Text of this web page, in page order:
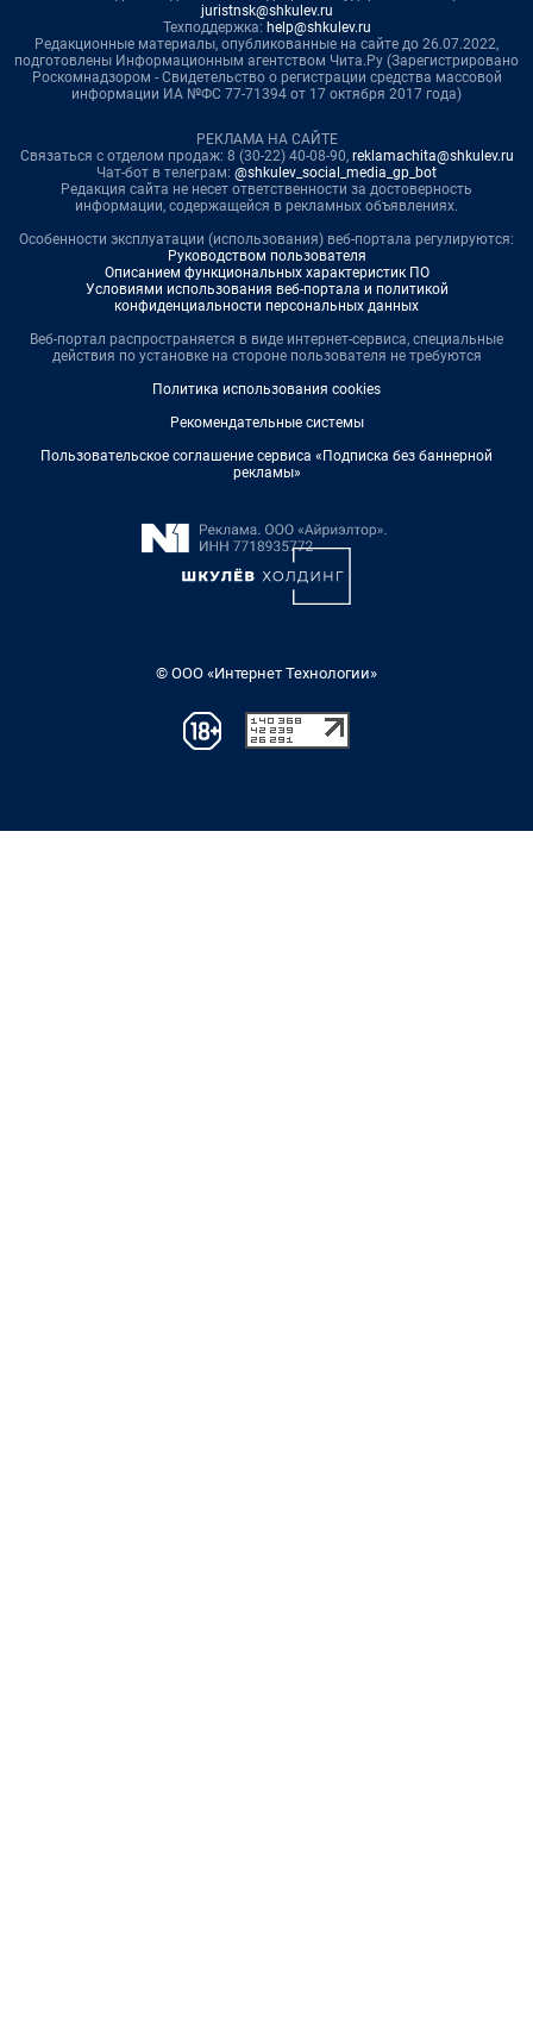
juristnsk@shkulev.ru
Техподдержка: help@shkulev.ru
Редакционные материалы, опубликованные на сайте до 26.07.2022,
подготовлены Информационным агентством Чита.Ру (Зарегистрировано
Роскомнадзором - Свидетельство о регистрации средства массовой
информации ИА №ФС 77-71394 от 17 октября 2017 года)
РЕКЛАМА НА САЙТЕ
Связаться с отделом продаж: 8 (30-22) 40-08-90, reklamachita@shkulev.ru
Чат-бот в телеграм: @shkulev_social_media_gp_bot
Редакция сайта не несет ответственности за достоверность
информации, содержащейся в рекламных объявлениях.
Особенности эксплуатации (использования) веб-портала регулируются:
Руководством пользователя
Описанием функциональных характеристик ПО
Условиями использования веб-портала и политикой
конфиденциальности персональных данных
Веб-портал распространяется в виде интернет-сервиса, специальные
действия по установке на стороне пользователя не требуются
Политика использования cookies
Рекомендательные системы
Пользовательское соглашение сервиса «Подписка без баннерной
рекламы»
© ООО «Интернет Технологии»